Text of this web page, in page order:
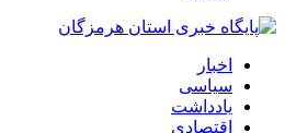
اخبار
سیاسی
یادداشت
اقتصادی